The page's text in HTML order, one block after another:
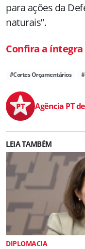
para ações da
naturais”.
Confira a
#Cortes Orçamentários
Agência PT
LEIA TAMBÉM
DIPLOMACIA